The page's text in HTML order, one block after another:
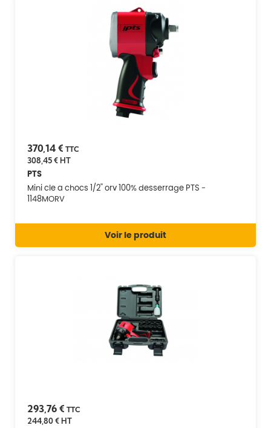
370,14 € TTC
308,45 €HT
PTS
Mini cle a chocs 1/2'' orv 100% desserrage PTS -
1148MORV
Voir le produit
293,76 € TTC
244,80 €HT